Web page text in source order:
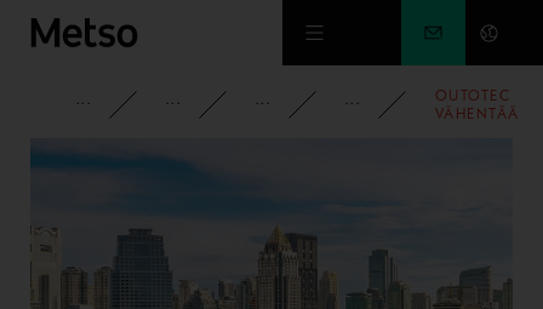
Siirry pääsisältöön
YRITYS PYSY AJAN TASALLA
UUTISET 2010
OUTOTEC
VÄHENTÄÄ